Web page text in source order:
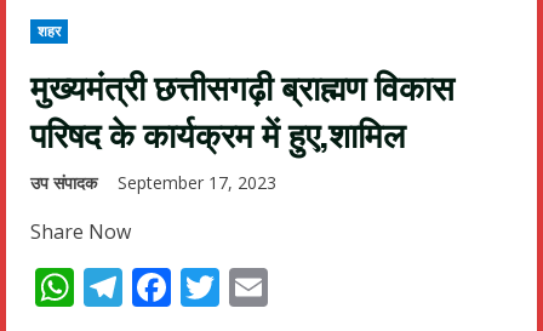
शहर
मुख्यमंत्री छत्तीसगढ़ी ब्राह्मण विकास
परिषद के कार्यक्रम में हुए,शामिल
उप संपादक September 17, 2023
Share Now
WhatsApp
Telegram
Facebook
Twitter